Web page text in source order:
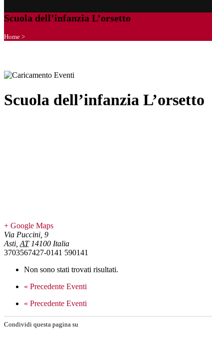
Scuola dell’infanzia L’orsetto
Home >
Scuola dell’infanzia L’orsetto
+ Google Maps
Via Puccini, 9
Asti AT 14100 Italia
3703567427-0141 590141
Non sono stati trovati risultati.
« Precedente Eventi
« Precedente Eventi
Condividi questa pagina su